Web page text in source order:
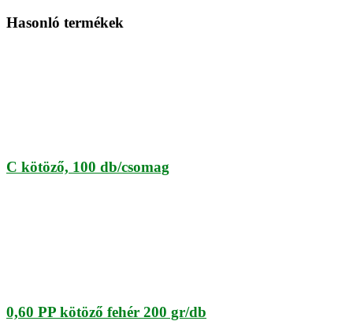
Hasonló termékek
C kötöző, 100 db/csomag
0,60 PP kötöző fehér 200 gr/db